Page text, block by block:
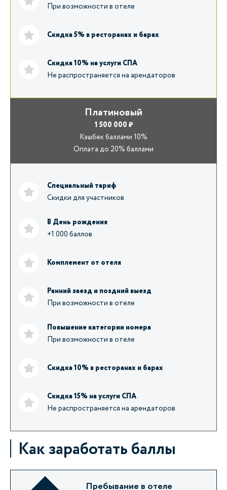
При возможности в отеле
Скидка 5% в ресторанах и барах
Скидка 10% на услуги СПА
Не распространяется на арендаторов
Платиновый
1 500 000 ₽
Кэшбек баллами 10%
Оплата до 20% баллами
Специальный тариф
Скидки для участников
В День рождения
+1 000 баллов
Комплемент от отеля
Ранний заезд и поздний выезд
При возможности в отеле
Повышение категории номера
При возможности в отеле
Скидка 10% в ресторанах и барах
Скидка 15% на услуги СПА
Не распространяется на арендаторов
Как заработать баллы
Пребывание в отеле